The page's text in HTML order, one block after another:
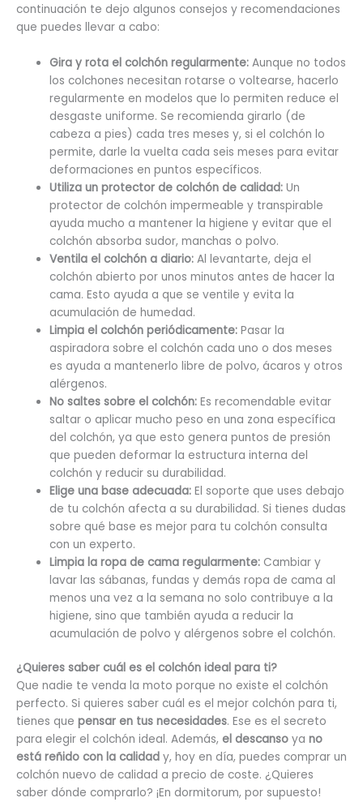
continuación te dejo algunos consejos y recomendaciones
que puedes llevar a cabo:
Gira y rota el colchón regularmente:Aunque no todos
los colchones necesitan rotarse o voltearse, hacerlo
regularmente en modelos que lo permiten reduce el
desgaste uniforme. Se recomienda girarlo (de
cabeza a pies) cada tres meses y, si el colchón lo
permite, darle la vuelta cada seis meses para evitar
deformaciones en puntos específicos.
Utiliza un protector de colchón de calidad: Un
protector de colchón impermeable y transpirable
ayuda mucho a mantener la higiene y evitar que el
colchón absorba sudor, manchas o polvo.
Ventila el colchón a diario:Al levantarte, deja el
colchón abierto por unos minutos antes de hacer la
cama. Esto ayuda a que se ventile y evita la
acumulación de humedad.
Limpia el colchón periódicamente:Pasar la
aspiradora sobre el colchón cada uno o dos meses
es ayuda a mantenerlo libre de polvo, ácaros y otros
alérgenos.
No saltes sobre el colchón: Es recomendable evitar
saltar o aplicar mucho peso en una zona específica
del colchón, ya que esto genera puntos de presión
que pueden deformar la estructura interna del
colchón y reducir su durabilidad.
Elige una base adecuada:El soporte que uses debajo
de tu colchón afecta a su durabilidad. Si tienes dudas
sobre qué base es mejor para tu colchón consulta
con un experto.
Limpia la ropa de cama regularmente: Cambiar y
lavar las sábanas, fundas y demás ropa de cama al
menos una vez a la semana no solo contribuye a la
higiene, sino que también ayuda a reducir la
acumulación de polvo y alérgenos sobre el colchón.
¿Quieres saber cuál es el colchón ideal para ti?
Que nadie te venda la moto porque no existe el colchón
perfecto. Si quieres saber cuál es el mejor colchón para ti,
tienes que pensar en tus necesidades. Ese es el secreto
para elegir el colchón ideal. Además, el descanso ya no
está reñido con la calidad y, hoy en día, puedes comprar un
colchón nuevo de calidad a precio de coste. ¿Quieres
saber dónde comprarlo? ¡En dormitorum, por supuesto!